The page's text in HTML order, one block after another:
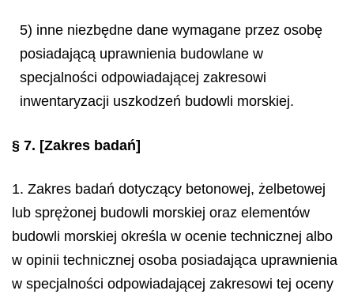
5) inne niezbędne dane wymagane przez osobę
posiadającą uprawnienia budowlane w
specjalności odpowiadającej zakresowi
inwentaryzacji uszkodzeń budowli morskiej.
§ 7. [Zakres badań]
1. Zakres badań dotyczący betonowej, żelbetowej
lub sprężonej budowli morskiej oraz elementów
budowli morskiej określa w ocenie technicznej albo
w opinii technicznej osoba posiadająca uprawnienia
w specjalności odpowiadającej zakresowi tej oceny